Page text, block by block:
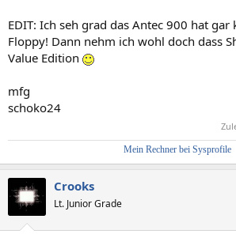
EDIT: Ich seh grad das Antec 900 hat
Floppy! Dann nehm ich wohl doch dass
Value Edition
mfg
schoko24
Mein Rechner bei Sysprofile
Crooks
Lt. Junior Grade